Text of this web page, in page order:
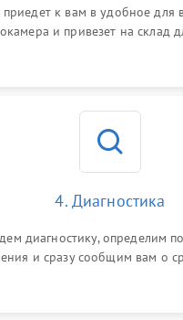
к вам в удобное для
и привезет на склад
4. Диагностика
диагностику, определим
и сразу сообщим вам о